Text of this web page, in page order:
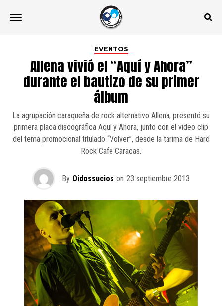
EVENTOS
Allena vivió el “Aquí y Ahora”
durante el bautizo de su primer
álbum
La agrupación caraqueña de rock alternativo Allena, presentó su
primera placa discográfica Aquí y Ahora, junto con el video clip
del tema promocional titulado “Volver”, desde la tarima de Hard
Rock Café Caracas.
By Oidossucios on 23 septiembre 2013